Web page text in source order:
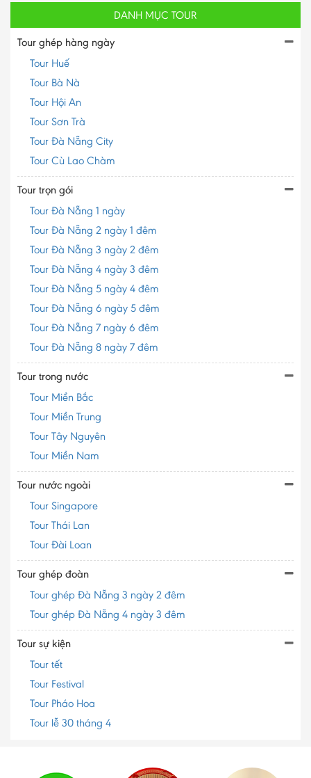
DANH MỤC TOUR
Tour ghép hàng ngày
Tour Huế
Tour Bà Nà
Tour Hội An
Tour Sơn Trà
Tour Đà Nẵng City
Tour Cù Lao Chàm
Tour trọn gói
Tour Đà Nẵng 1 ngày
Tour Đà Nẵng 2 ngày 1 đêm
Tour Đà Nẵng 3 ngày 2 đêm
Tour Đà Nẵng 4 ngày 3 đêm
Tour Đà Nẵng 5 ngày 4 đêm
Tour Đà Nẵng 6 ngày 5 đêm
Tour Đà Nẵng 7 ngày 6 đêm
Tour Đà Nẵng 8 ngày 7 đêm
Tour trong nước
Tour Miền Bắc
Tour Miền Trung
Tour Tây Nguyên
Tour Miền Nam
Tour nước ngoài
Tour Singapore
Tour Thái Lan
Tour Đài Loan
Tour ghép đoàn
Tour ghép Đà Nẵng 3 ngày 2 đêm
Tour ghép Đà Nẵng 4 ngày 3 đêm
Tour sự kiện
Tour tết
Tour Festival
Tour Pháo Hoa
Tour lễ 30 tháng 4